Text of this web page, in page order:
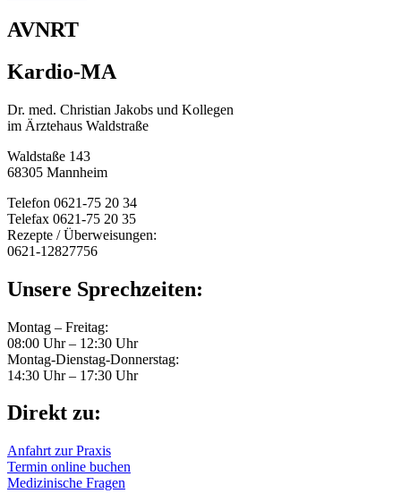
AVNRT
Kardio-MA
Dr. med. Christian Jakobs und Kollegen
im Ärztehaus Waldstraße
Waldstaße 143
68305 Mannheim
Telefon 0621-75 20 34
Telefax 0621-75 20 35
Rezepte / Überweisungen:
0621-12827756
Unsere Sprechzeiten:
Montag – Freitag:
08:00 Uhr – 12:30 Uhr
Montag-Dienstag-Donnerstag:
14:30 Uhr – 17:30 Uhr
Direkt zu:
Anfahrt zur Praxis
Termin online buchen
Medizinische Fragen